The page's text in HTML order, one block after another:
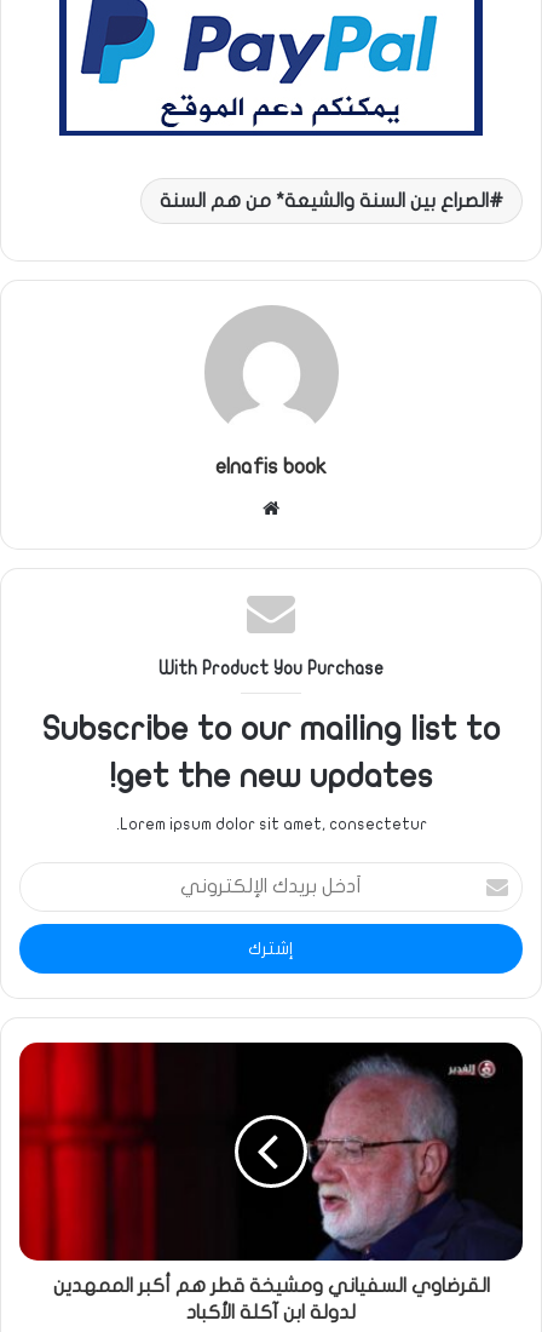
الصراع بين السنة والشيعة* من هم السنة
elnafis book
With Product You Purchase
Subscribe to our mailing list to
get the new updates!
Lorem ipsum dolor sit amet, consectetur.
أدخل
بريدك
الإلكتروني
القرضاوي السفياني ومشيخة قطر هم أكبر الممهدين
لدولة ابن آكلة الأكباد